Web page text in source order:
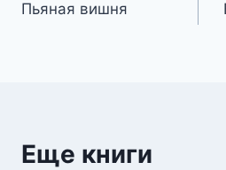
по
Пьяная вишня
Еще книги